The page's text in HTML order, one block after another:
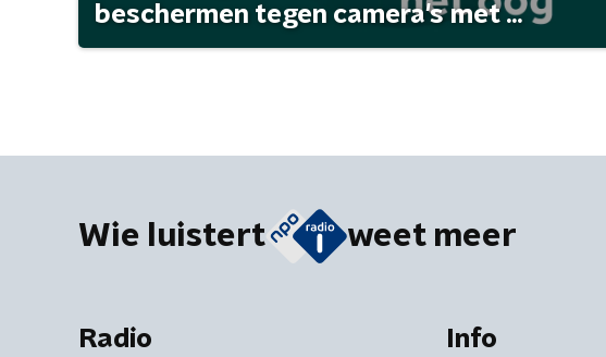
beschermen tegen camera's met ...
Wie luistert weet meer
Radio Info